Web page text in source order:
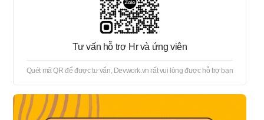
Tư vấn hỗ trợ Hr và ứng viên
Quét mã QR để được tư vấn, Devwork.vn rất vui lòng được hỗ trợ bạn